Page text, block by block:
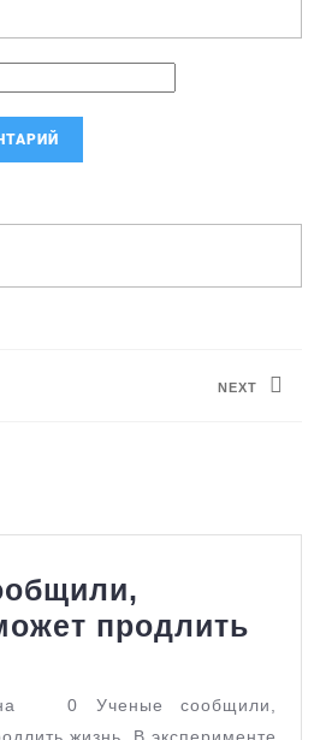
NEXT
продлить
0 Ученые сообщили,